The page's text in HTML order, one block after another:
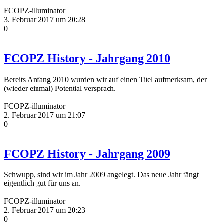
FCOPZ-illuminator
3. Februar 2017 um 20:28
0
FCOPZ History - Jahrgang 2010
Bereits Anfang 2010 wurden wir auf einen Titel aufmerksam, der
(wieder einmal) Potential versprach.
FCOPZ-illuminator
2. Februar 2017 um 21:07
0
FCOPZ History - Jahrgang 2009
Schwupp, sind wir im Jahr 2009 angelegt. Das neue Jahr fängt
eigentlich gut für uns an.
FCOPZ-illuminator
2. Februar 2017 um 20:23
0